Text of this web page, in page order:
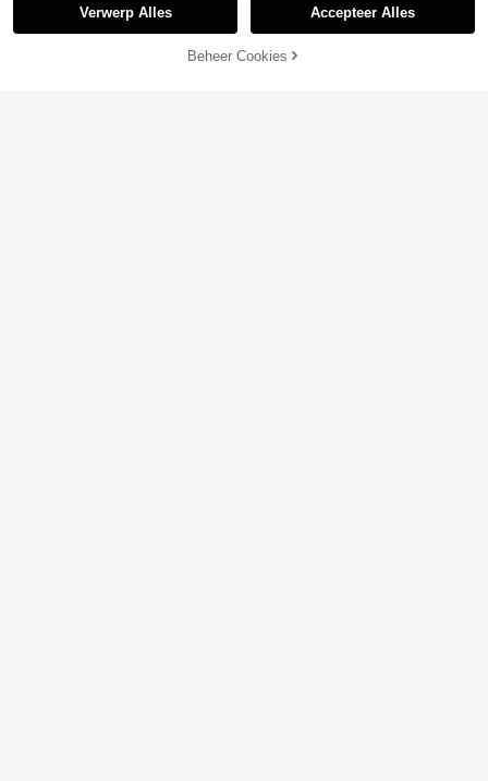
TOEVOEGEN AAN WINKELWAGEN
Verwerp Alles Accepteer Alles
Beheer Cookies